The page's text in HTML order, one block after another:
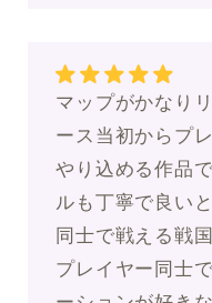
マップがかなり
ース当初からプ
やり込める作品
ルも丁寧で良い
同士で戦える戦
プレイヤー同士